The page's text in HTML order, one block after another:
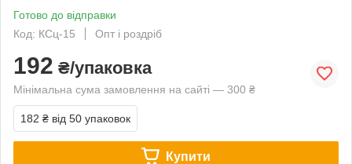
Готово до відправки
Код: КСц-15
Опт і роздріб
192 ₴/упаковка
Мінімальна сума замовлення на сайті — 300 ₴
182 ₴ від 50 упаковок
Купити